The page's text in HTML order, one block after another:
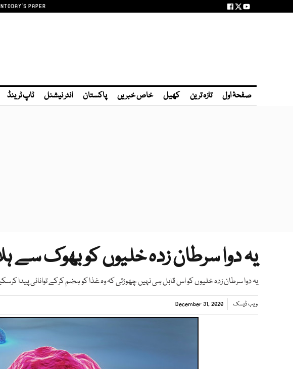
TODAY'S PAPER
صفحۂ اول تازہ ترین کھیل خاص خبریں پاکستان انٹر نیشنل ٹاپ ٹرینڈ
یہ دوا سرطان زدہ خلیوں کو بھوک سے
یہ دوا سرطان زدہ خلیوں کو اس قابل ہی نہیں چھوڑتی کہ وہ غذا کو ہضم کرکے توانائی پیدا
ویب ڈیسک December 31, 2020